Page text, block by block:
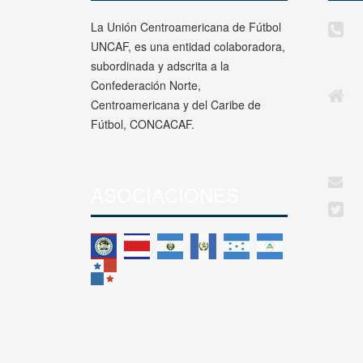
La Unión Centroamericana de Fútbol
UNCAF, es una entidad colaboradora,
subordinada y adscrita a la
Confederación Norte,
Centroamericana y del Caribe de
Fútbol, CONCACAF.